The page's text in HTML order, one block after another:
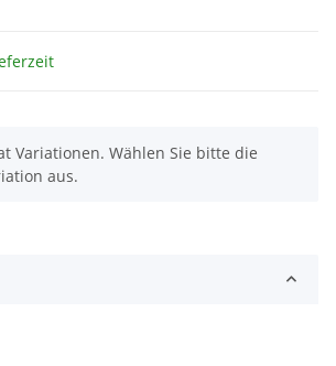
Variationen. Wählen Sie bitte die
aus.